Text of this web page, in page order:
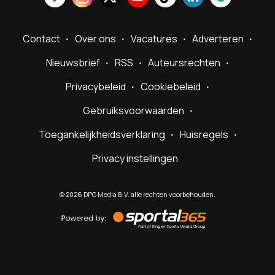
Contact Over ons Vacatures
Adverteren
Nieuwsbrief
RSS
Auteursrechten
Privacybeleid
Cookiebeleid
Gebruiksvoorwaarden
Toegankelijkheidsverklaring
Huisregels
Privacy instellingen
©2026 DPG Media B.V. alle rechten voorbehouden.
by
Sportal365